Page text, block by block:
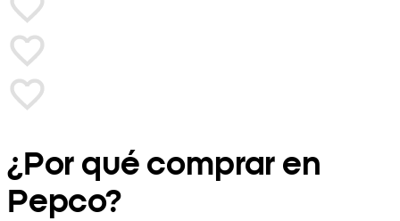
¿Por qué comprar en
Pepco?